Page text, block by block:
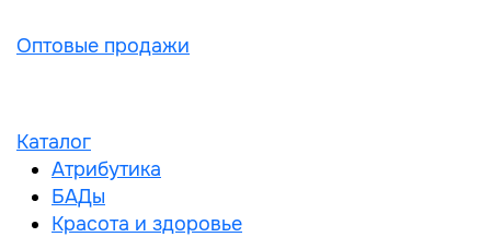
Оптовые продажи
Каталог
Атрибутика
БАДы
Красота и здоровье